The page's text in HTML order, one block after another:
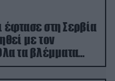
έφτασε στη Σερβία
με τον
τη Ρωσία